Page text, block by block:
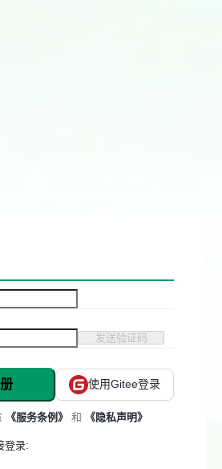
发送验证码
使用Gitee登录
《服务条例》 和 《隐私声明》
登录: